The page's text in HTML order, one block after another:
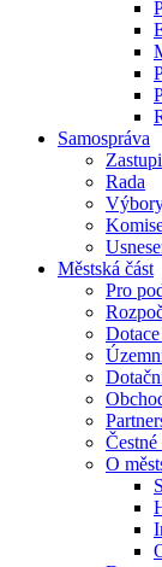
Samospráva
Rada
Městská část
Pro
O